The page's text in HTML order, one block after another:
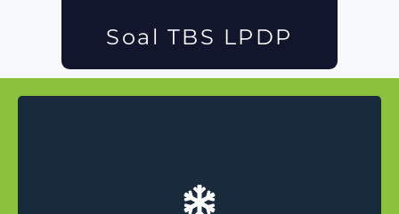
Soal TBS LPDP
Bagian ini dirancang untuk mengukur
pemahaman dan kemampuan verbal